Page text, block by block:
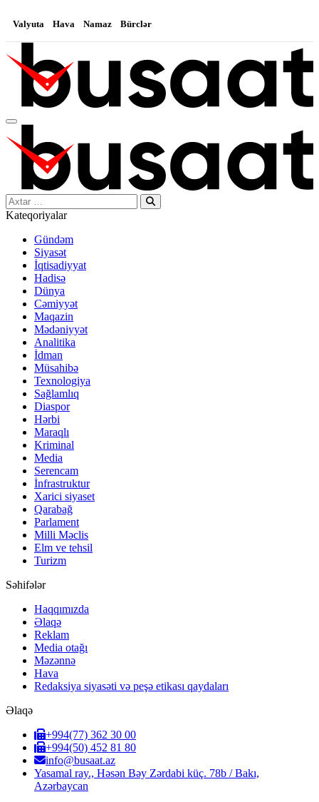
Valyuta Hava Namaz Bürclər
Search…
Kateqoriyalar
Gündəm
Siyasət
İqtisadiyyat
Hadisə
Dünya
Cəmiyyət
Maqazin
Mədəniyyət
Analitika
İdman
Müsahibə
Texnologiya
Sağlamlıq
Diaspor
Hərbi
Maraqlı
Kriminal
Media
Serencam
İnfrastruktur
Xarici siyaset
Qarabağ
Parlament
Milli Məclis
Elm ve tehsil
Turizm
Səhifələr
Haqqımızda
Əlaqə
Reklam
Media otağı
Məzənnə
Hava
Redaksiya siyasəti və peşə etikası qaydaları
Əlaqə
+994(77) 362 30 00
+994(50) 452 81 80
info@busaat.az
Yasamal ray., Həsən Bəy Zərdabi küç. 78b / Bakı,
Azərbaycan